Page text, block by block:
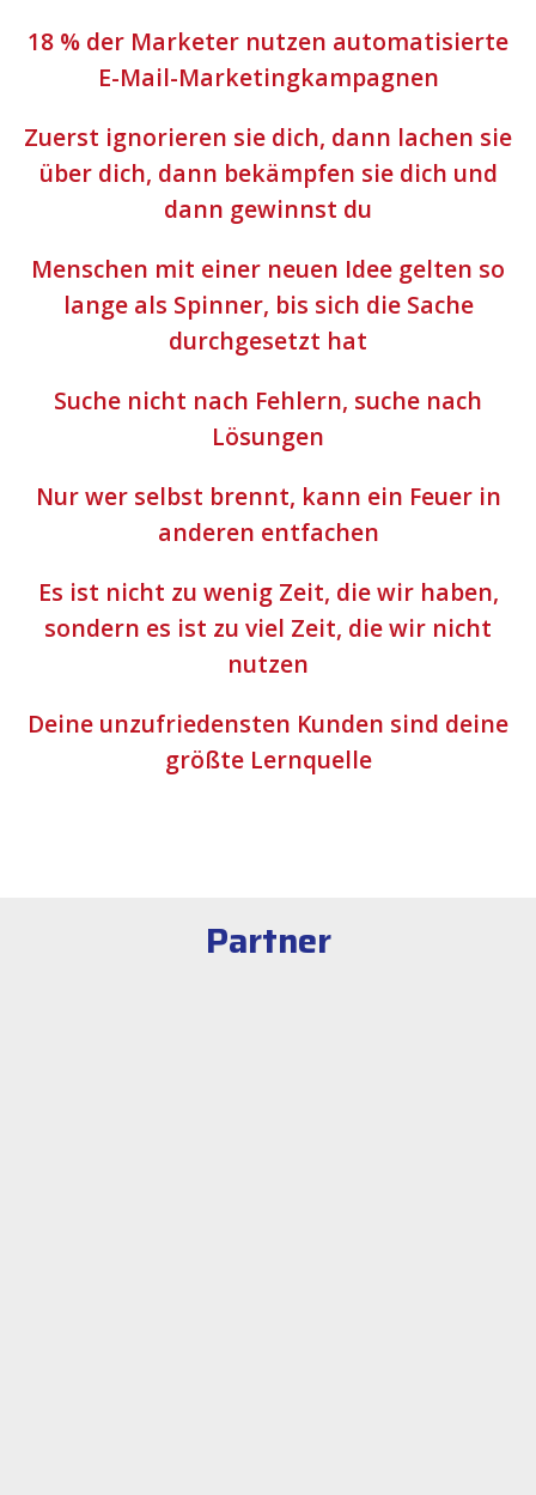
18 % der Marketer nutzen automatisierte
E-Mail-Marketingkampagnen
Zuerst ignorieren sie dich, dann lachen sie
über dich, dann bekämpfen sie dich und
dann gewinnst du
Menschen mit einer neuen Idee gelten so
lange als Spinner, bis sich die Sache
durchgesetzt hat
Suche nicht nach Fehlern, suche nach
Lösungen
Nur wer selbst brennt, kann ein Feuer in
anderen entfachen
Es ist nicht zu wenig Zeit, die wir haben,
sondern es ist zu viel Zeit, die wir nicht
nutzen
Deine unzufriedensten Kunden sind deine
größte Lernquelle
Partner